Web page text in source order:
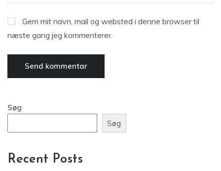
Gem mit navn, mail og websted i denne browser til
næste gang jeg kommenterer.
Søg
Søg
Recent Posts